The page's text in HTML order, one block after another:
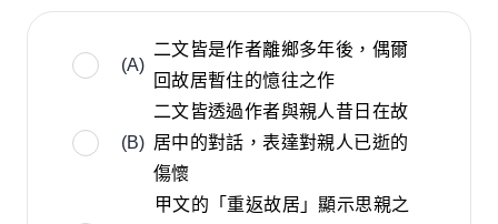
(A)
二文皆是作者離鄉多年後，偶爾
回故居暫住的憶往之作
(B)
二文皆透過作者與親人昔日在故
居中的對話，表達對親人已逝的
傷懷
甲文的「重返故居」顯示思親之